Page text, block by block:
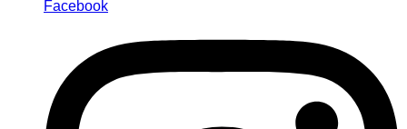
Facebook